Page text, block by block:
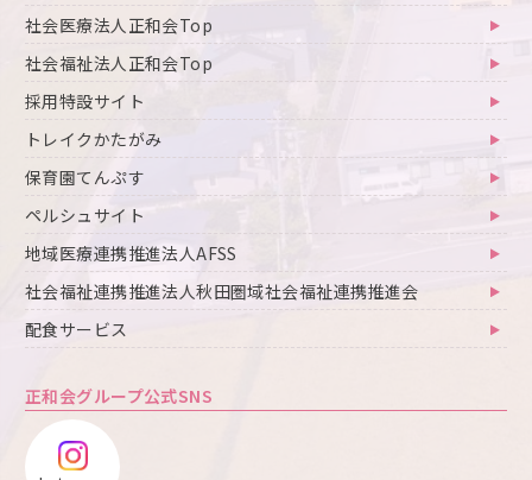
社会医療法人正和会Top
社会福祉法人正和会Top
採用特設サイト
トレイクかたがみ
保育園てんぷす
ペルシュサイト
地域医療連携推進法人AFSS
社会福祉連携推進法人秋田圏域社会福祉連携推進会
配食サービス
正和会グループ公式SNS